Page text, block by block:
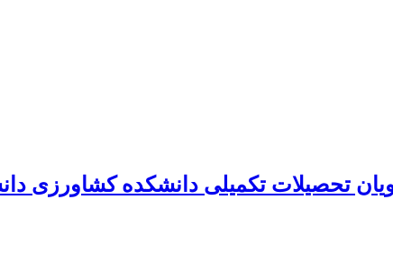
تحصیلات تکمیلی دانشکده کشاورزی